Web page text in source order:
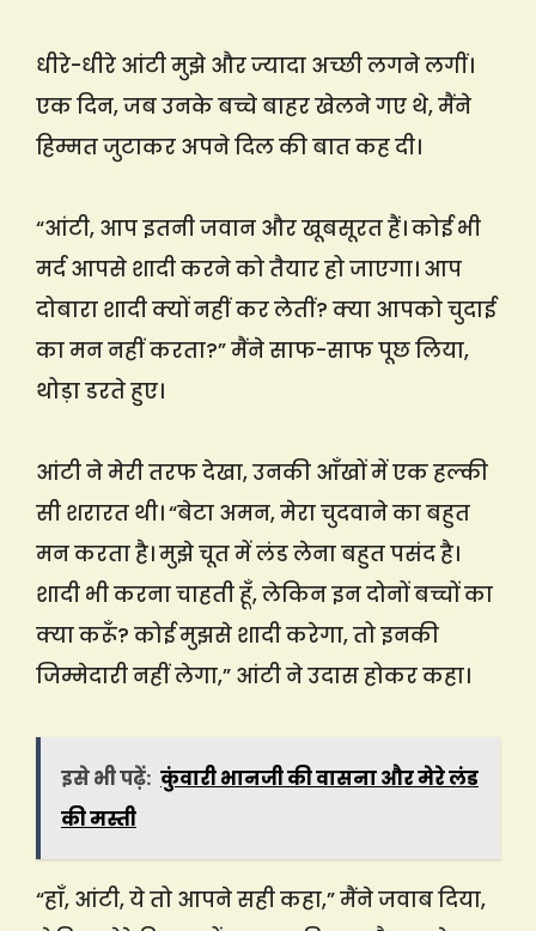
धीरे-धीरे आंटी मुझे और ज्यादा अच्छी लगने लगीं।
एक दिन, जब उनके बच्चे बाहर खेलने गए थे, मैंने
हिम्मत जुटाकर अपने दिल की बात कह दी।
“आंटी, आप इतनी जवान और खूबसूरत हैं। कोई भी
मर्द आपसे शादी करने को तैयार हो जाएगा। आप
दोबारा शादी क्यों नहीं कर लेतीं? क्या आपको चुदाई
का मन नहीं करता?” मैंने साफ-साफ पूछ लिया,
थोड़ा डरते हुए।
आंटी ने मेरी तरफ देखा, उनकी आँखों में एक हल्की
सी शरारत थी। “बेटा अमन, मेरा चुदवाने का बहुत
मन करता है। मुझे चूत में लंड लेना बहुत पसंद है।
शादी भी करना चाहती हूँ, लेकिन इन दोनों बच्चों का
क्या करूँ? कोई मुझसे शादी करेगा, तो इनकी
जिम्मेदारी नहीं लेगा,” आंटी ने उदास होकर कहा।
इसे भी पढ़ें: कुंवारी भानजी की वासना और मेरे लंड
की मस्ती
“हाँ, आंटी, ये तो आपने सही कहा,” मैंने जवाब दिया,